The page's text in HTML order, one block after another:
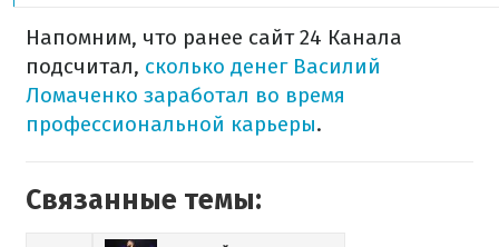
Напомним, что ранее сайт 24 Канала
подсчитал, сколько денег Василий
Ломаченко заработал во время
профессиональной карьеры.
Связанные темы: